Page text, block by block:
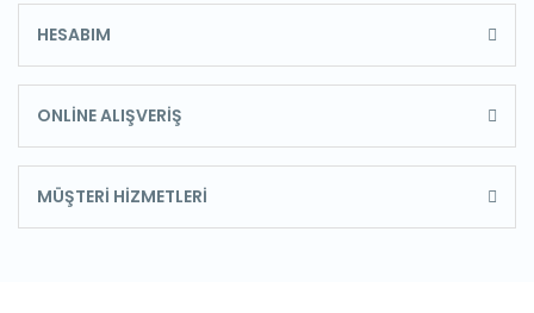
HESABIM
ONLİNE ALIŞVERİŞ
MÜŞTERİ HİZMETLERİ